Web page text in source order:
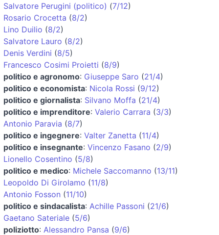
Salvatore Perugini (politico) (7/12)
Rosario Crocetta (8/2)
Lino Duilio (8/2)
Salvatore Lauro (8/2)
Denis Verdini (8/5)
Francesco Cosimi Proietti (8/9)
politico e agronomo: Giuseppe Saro (21/4)
politico e economista: Nicola Rossi (9/12)
politico e giornalista: Silvano Moffa (21/4)
politico e imprenditore: Valerio Carrara (3/3)
Antonio Paravia (8/7)
politico e ingegnere: Valter Zanetta (11/4)
politico e insegnante: Vincenzo Fasano (2/9)
Lionello Cosentino (5/8)
politico e medico: Michele Saccomanno (13/11)
Leopoldo Di Girolamo (11/8)
Antonio Fosson (11/10)
politico e sindacalista: Achille Passoni (21/6)
Gaetano Sateriale (5/6)
poliziotto: Alessandro Pansa (9/6)